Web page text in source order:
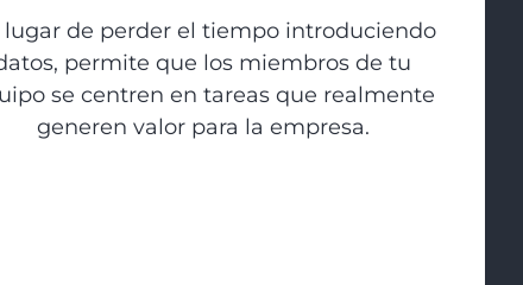
lugar de perder el tiempo introduciendo
permite que los miembros de tu
se centren en tareas que realmente
generen valor para la empresa.